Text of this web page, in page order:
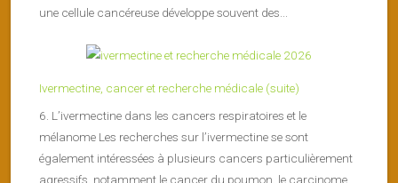
une cellule cancéreuse développe souvent des...
Ivermectine, cancer et recherche médicale (suite)
6. L’ivermectine dans les cancers respiratoires et le
mélanome Les recherches sur l’ivermectine se sont
également intéressées à plusieurs cancers particulièrement
agressifs, notamment le cancer du poumon, le carcinome